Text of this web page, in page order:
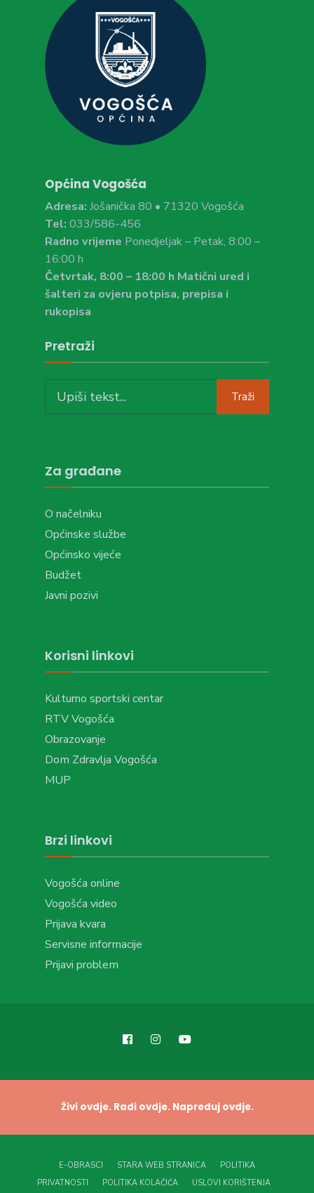
Općina Vogošća
Adresa: Jošanička 80 • 71320 Vogošća
Tel: 033/586-456
Radno vrijeme Ponedjeljak – Petak, 8:00 –
16:00 h
Četvrtak, 8:00 – 18:00 h Matični ured i
šalteri za ovjeru potpisa, prepisa i
rukopisa
Pretraži
for:
Traži
Za građane
O načelniku
Općinske službe
Općinsko vijeće
Budžet
Javni pozivi
Korisni linkovi
Kulturno sportski centar
RTV Vogošća
Obrazovanje
Dom Zdravlja Vogošća
MUP
Brzi linkovi
Vogošća online
Vogošća video
Prijava kvara
Servisne informacije
Prijavi problem
Živi ovdje. Radi ovdje. Napreduj ovdje.
E-OBRASCI STARA WEB STRANICA
POLITIKA
PRIVATNOSTI
POLITIKA KOLAČIĆA USLOVI KORIŠTENJA